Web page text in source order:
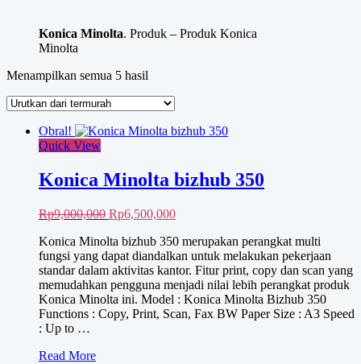
Konica Minolta. Produk – Produk Konica
Minolta
Menampilkan semua 5 hasil
harga:
ke
Obral!
Quick View
Konica Minolta bizhub 350
Rp9,000,000 Harga
adalah:
Rp9,000,000.
Rp6,500,000Harga
ini
adalah:
Rp6,500,000.
Konica Minolta bizhub 350 merupakan perangkat multi
fungsi yang dapat diandalkan untuk melakukan pekerjaan
standar dalam aktivitas kantor. Fitur print, copy dan scan yang
memudahkan pengguna menjadi nilai lebih perangkat produk
Konica Minolta ini. Model : Konica Minolta Bizhub 350
Functions : Copy, Print, Scan, Fax BW Paper Size : A3 Speed
: Up to …
Konica
Read More